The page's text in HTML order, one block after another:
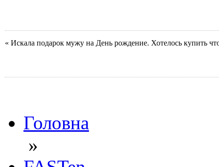
« Искала подарок мужу на День рождение. Хотелось купить
Головна
»